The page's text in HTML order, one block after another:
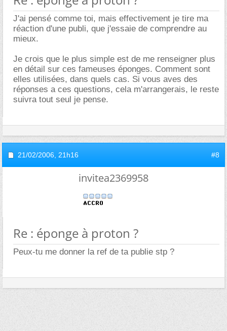
J'ai pensé comme toi, mais effectivement je tire ma
réaction d'une publi, que j'essaie de comprendre au
mieux.
Je crois que le plus simple est de me renseigner plus
en détail sur ces fameuses éponges. Comment sont
elles utilisées, dans quels cas. Si vous aves des
réponses a ces questions, cela m'arrangerais, le reste
suivra tout seul je pense.
21/02/2006, 21h16 #8
invitea2369958
Re : éponge à proton ?
Peux-tu me donner la ref de ta publie stp ?